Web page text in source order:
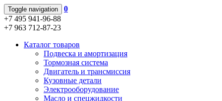
Toggle navigation
0
+7 495 941-96-88
+7 963 712-87-23
Каталог товаров
Подвеска и амортизация
Тормозная система
Двигатель и трансмиссия
Кузовные детали
Электрооборудование
Масло и спецжидкости